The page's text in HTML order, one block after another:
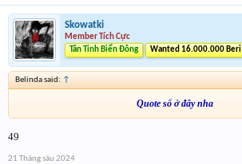
Skowatki
Member Tích Cực
Tân Tinh Biển Đông
Wanted 16.000.000 Beri
Belinda said: ↑
Quote số ở đây nha
49
21 Tháng sáu 2024